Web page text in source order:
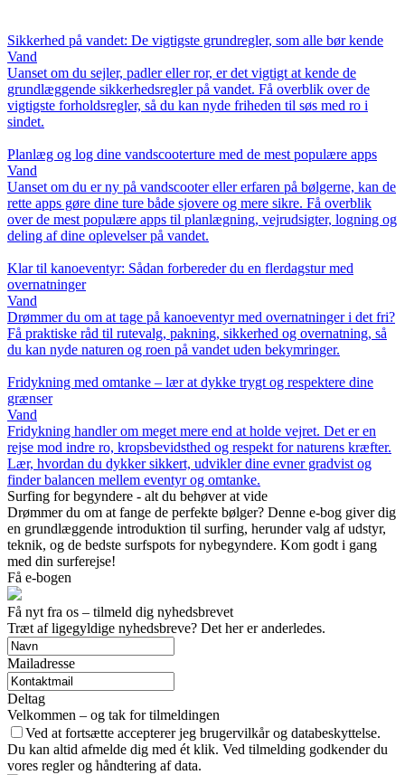
Sikkerhed på vandet: De vigtigste grundregler, som alle bør kende
Vand
Uanset om du sejler, padler eller ror, er det vigtigt at kende de
grundlæggende sikkerhedsregler på vandet. Få overblik over de
vigtigste forholdsregler, så du kan nyde friheden til søs med ro i
sindet.
Planlæg og log dine vandscooterture med de mest populære apps
Vand
Uanset om du er ny på vandscooter eller erfaren på bølgerne, kan de
rette apps gøre dine ture både sjovere og mere sikre. Få overblik
over de mest populære apps til planlægning, vejrudsigter, logning og
deling af dine oplevelser på vandet.
Klar til kanoeventyr: Sådan forbereder du en flerdagstur med
overnatninger
Vand
Drømmer du om at tage på kanoeventyr med overnatninger i det fri?
Få praktiske råd til rutevalg, pakning, sikkerhed og overnatning, så
du kan nyde naturen og roen på vandet uden bekymringer.
Fridykning med omtanke – lær at dykke trygt og respektere dine
grænser
Vand
Fridykning handler om meget mere end at holde vejret. Det er en
rejse mod indre ro, kropsbevidsthed og respekt for naturens kræfter.
Lær, hvordan du dykker sikkert, udvikler dine evner gradvist og
finder balancen mellem eventyr og omtanke.
Surfing for begyndere - alt du behøver at vide
Drømmer du om at fange de perfekte bølger? Denne e-bog giver dig
en grundlæggende introduktion til surfing, herunder valg af udstyr,
teknik, og de bedste surfspots for nybegyndere. Kom godt i gang
med din surferejse!
Få e-bogen
Få nyt fra os – tilmeld dig nyhedsbrevet
Træt af ligegyldige nyhedsbreve? Det her er anderledes.
Mailadresse
Deltag
Velkommen – og tak for tilmeldingen
Ved at fortsætte accepterer jeg brugervilkår og databeskyttelse.
Du kan altid afmelde dig med ét klik. Ved tilmelding godkender du
vores regler og håndtering af data.